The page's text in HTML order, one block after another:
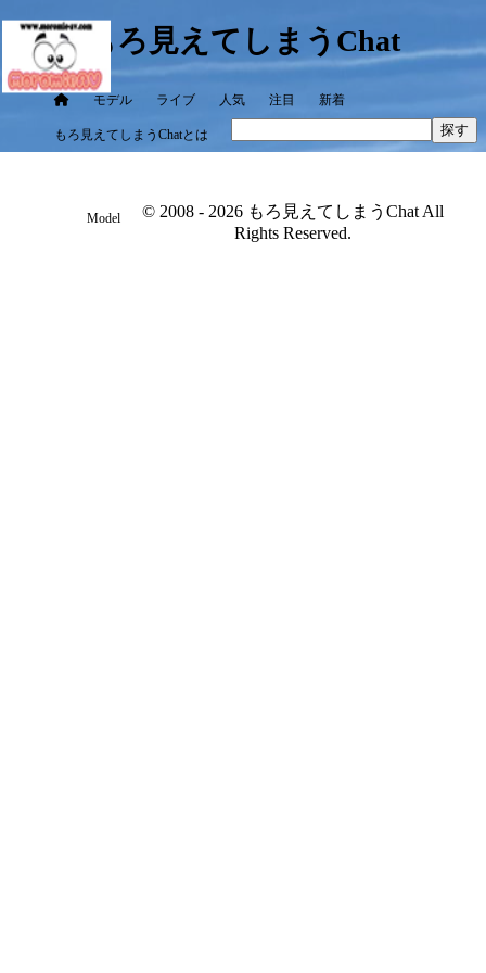
もろ見えてしまうChat
モデル ライブ 人気 注目 新着
もろ見えてしまうChatとは 探す
Model
© 2008 - 2026 もろ見えてしまうChat All
Rights Reserved.